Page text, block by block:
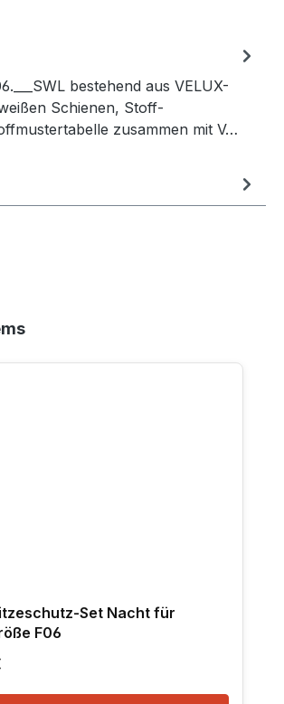
bestehend aus VELUX-
Schienen, Stoff-
zusammen mit V…
überspringen
Set Nacht für
F06